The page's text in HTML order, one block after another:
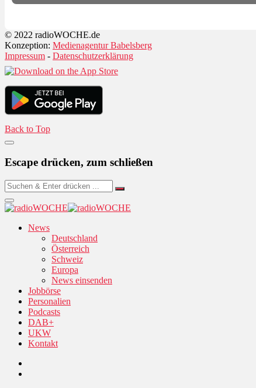
© 2022 radioWOCHE.de
Konzeption: Medienagentur Babelsberg
Impressum - Datenschutzerklärung
Back to Top
Escape drücken, zum schließen
News
Deutschland
Österreich
Schweiz
Europa
News einsenden
Jobbörse
Personalien
Podcasts
DAB+
UKW
Kontakt